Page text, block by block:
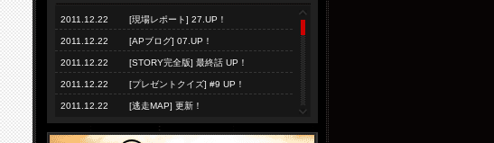
2011.12.22 [現場レポート] 27.UP！
2011.12.22 [APブログ] 07.UP！
2011.12.22 [STORY完全版] 最終話 UP！
2011.12.22 [プレゼントクイズ] #9 UP！
2011.12.22 [逃走MAP] 更新！
[キャストBLOG] #9 UP！